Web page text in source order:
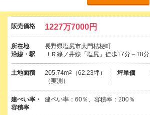
販売価格 1227万7000円
所在地
長野県塩尻市大門桔梗町
沿線・駅
ＪＲ篠ノ井線「塩尻」徒歩17分～18分
土地面積 205.74m2
（62.23坪）
（実測）
坪単価
建ぺい率・
容積率
建ペい率：60％、容積率：200％